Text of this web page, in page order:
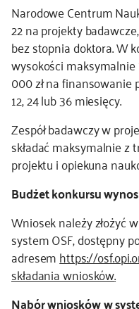
dla ekspertów
efekty NCN
współpraca międzynarodowa
nagroda NCN
kontakt
i
JS
Narodowe Centrum
22 na projekty
bez stopnia doktora. W
wysokości maksymalnie
000 zł na
12, 24 lub 36 miesięcy.
Zespół badawczy w
składać maksymalnie z
projektu i opiekuna
Budżet konkursu
Wniosek należy złożyć
system OSF, dostępny
adresemhttps://
składania wniosków.
Nabór wniosków w